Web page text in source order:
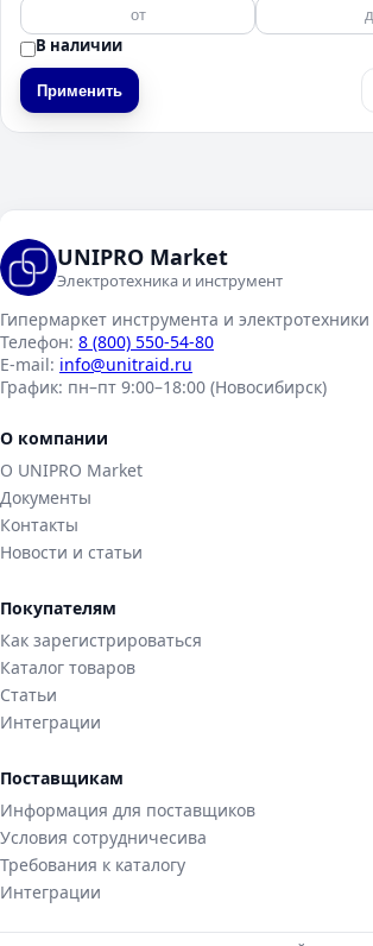
В наличии
Применить
UNIPRO Market
Электротехника и инструмент
Гипермаркет инструмента и электротехники
Телефон: 8 (800) 550-54-80
E-mail: info@unitraid.ru
График: пн–пт 9:00–18:00 (Новосибирск)
О компании
О UNIPRO Market
Документы
Контакты
Новости и статьи
Покупателям
Как зарегистрироваться
Каталог товаров
Статьи
Интеграции
Поставщикам
Информация для поставщиков
Условия сотрудничесива
Требования к каталогу
Интеграции